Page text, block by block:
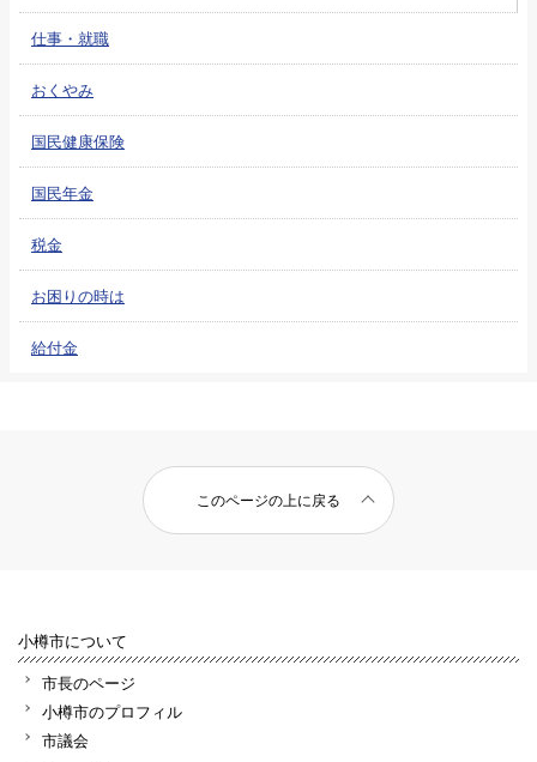
仕事・就職
おくやみ
国民健康保険
国民年金
税金
お困りの時は
給付金
このページの上に戻る
小樽市について
市長のページ
小樽市のプロフィル
市議会